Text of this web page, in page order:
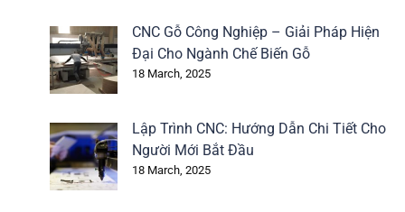
CNC Gỗ Công Nghiệp – Giải Pháp Hiện
Đại Cho Ngành Chế Biến Gỗ
18 March, 2025
Lập Trình CNC: Hướng Dẫn Chi Tiết Cho
Người Mới Bắt Đầu
18 March, 2025